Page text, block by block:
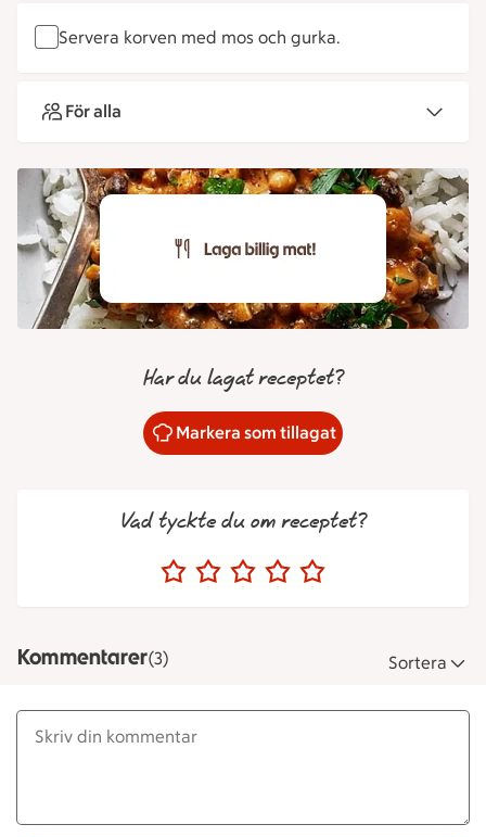
Servera korven med mos och gurka.
För alla
Har du lagat receptet?
Markera som tillagat
Vad tyckte du om receptet?
Kommentarer(3) Sortera